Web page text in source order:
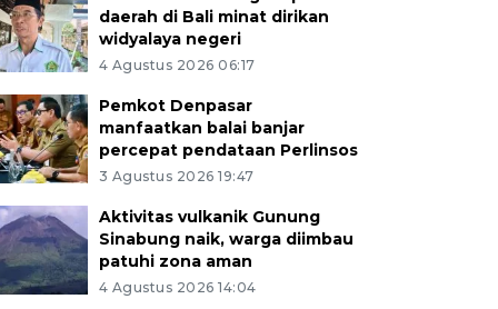
daerah di Bali minat dirikan
widyalaya negeri
4 Agustus 2026 06:17
Pemkot Denpasar
manfaatkan balai banjar
percepat pendataan Perlinsos
3 Agustus 2026 19:47
Aktivitas vulkanik Gunung
Sinabung naik, warga diimbau
patuhi zona aman
4 Agustus 2026 14:04